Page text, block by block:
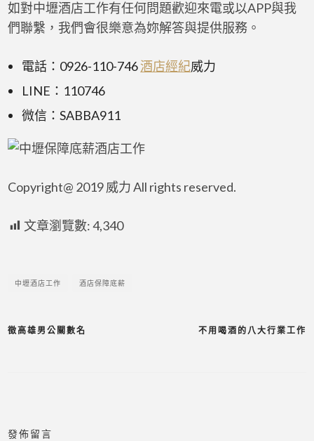
如對中壢酒店工作有任何問題歡迎來電或以APP與我
們聯繫，我們會很樂意為妳解答與提供服務。
電話：0926-110-746酒店經紀威力
LINE：110746
微信：SABBA911
Copyright@ 2019 威力 All rights reserved.
文章瀏覽數:4,340
中壢酒店工作 酒店保障底薪
不用喝酒的八大行業工作
徵高雄男公關數名
發佈留言